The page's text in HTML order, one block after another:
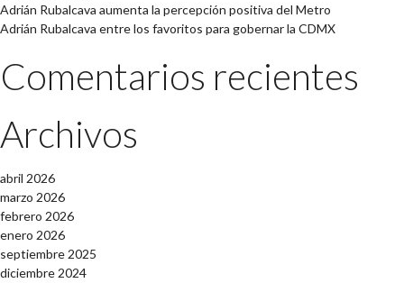
Adrián Rubalcava aumenta la percepción positiva del Metro
Adrián Rubalcava entre los favoritos para gobernar la CDMX
Comentarios recientes
Archivos
abril 2026
marzo 2026
febrero 2026
enero 2026
septiembre 2025
diciembre 2024